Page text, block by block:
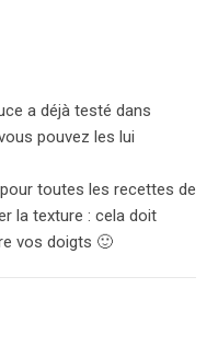
a déjà testé dans
pouvez les lui
toutes les recettes de
la texture : cela doit
vos doigts 🙂